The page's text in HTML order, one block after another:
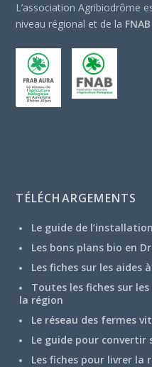
L’association Agribiodrôme
niveau régional et de la FNAB
TÉLÉCHARGEMENTS
Le guide de
Les bons plans bio en
Les fiches sur les aides à
Toutes les fiches sur
la région
Le réseau des fermes
Le guide pour convertir
Les fiches pour livrer